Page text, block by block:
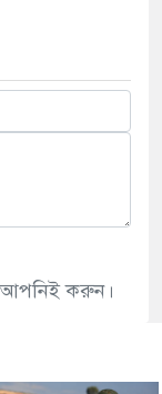
আপনিই করুন।